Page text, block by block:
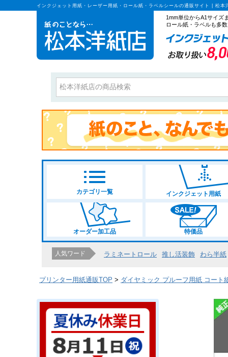
インクジェット用紙・レーザー用紙・ロール紙・ラベルシールの通販サイト | 松本
1mm単位からA1サイズ
ロール紙・ラベルも多
カテゴリ一覧 インクジェット用紙
オーダー加工品 特価品
人気ワード ラミネートロール 推し活装飾 わら半紙
プリンター用紙通販TOP ダイヤミック プルーフ用紙 コート